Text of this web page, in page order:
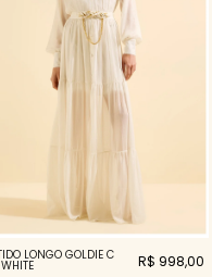
LONGO GOLDIE C R$ 998,00